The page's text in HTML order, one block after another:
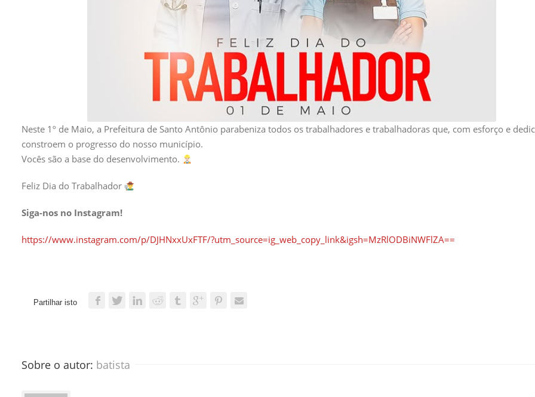
Neste 1º de Maio, a Prefeitura de Santo Antônio parabeniza todos os trabalhadores e trabalhadoras que, com esforço e
constroem o progresso do nosso município.
Vocês são a base do desenvolvimento.
Feliz Dia do Trabalhador
Siga-nos no Instagram!
https://www.instagram.com/p/DJHNxxUxFTF/?utm_source=ig_web_copy_link&igsh=MzRlODBiNWFlZA==
Partilhar isto
Sobre o autor: batista